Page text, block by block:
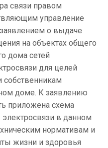
связи правом
управление
о выдаче
на объектах общего
дома сетей
для целей
собственникам
доме. К заявлению
приложена схема
в данном
нормативам и
жизни и здоровья